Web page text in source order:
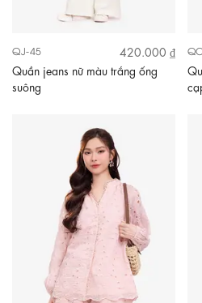
QJ-45
420.000 ₫
Quần jeans nữ màu trắng ống
suông